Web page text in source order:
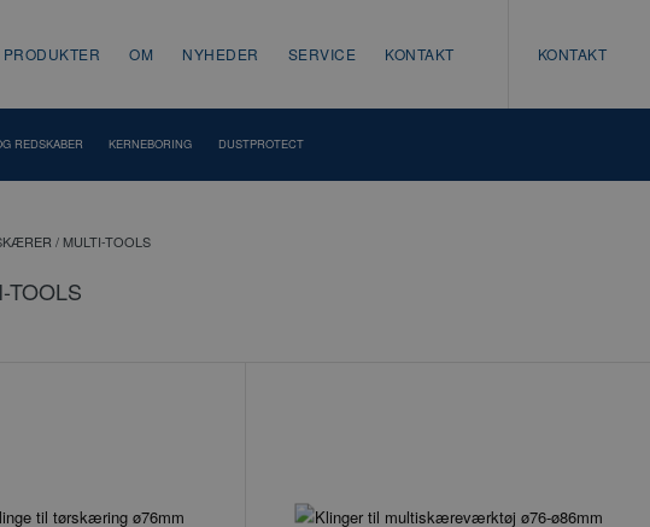
PRODUKTER OM NYHEDER SERVICE KONTAKT KONTAKT
REDSKABER KERNEBORING DUSTPROTECT
/ MULTI-TOOLS